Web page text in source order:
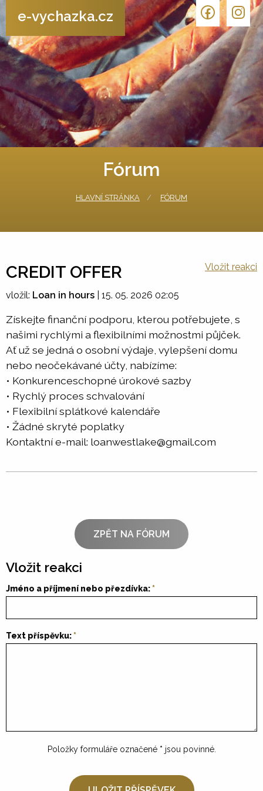
e-vychazka.cz
Fórum
HLAVNÍ STRÁNKA FÓRUM
CREDIT OFFER Vložit reakci
vložil: Loan in hours 15. 05. 2026 02:05
Získejte finanční podporu, kterou potřebujete, s
našimi rychlými a flexibilními možnostmi půjček.
Ať už se jedná o osobní výdaje, vylepšení domu
nebo neočekávané účty, nabízíme:
• Konkurenceschopné úrokové sazby
• Rychlý proces schvalování
• Flexibilní splátkové kalendáře
• Žádné skryté poplatky
Kontaktní e-mail: loanwestlake@gmail.com
ZPĚT NA FÓRUM
Vložit reakci
Jméno a příjmení nebo přezdívka:
Text příspěvku:
Položky formuláře označené * jsou povinné.